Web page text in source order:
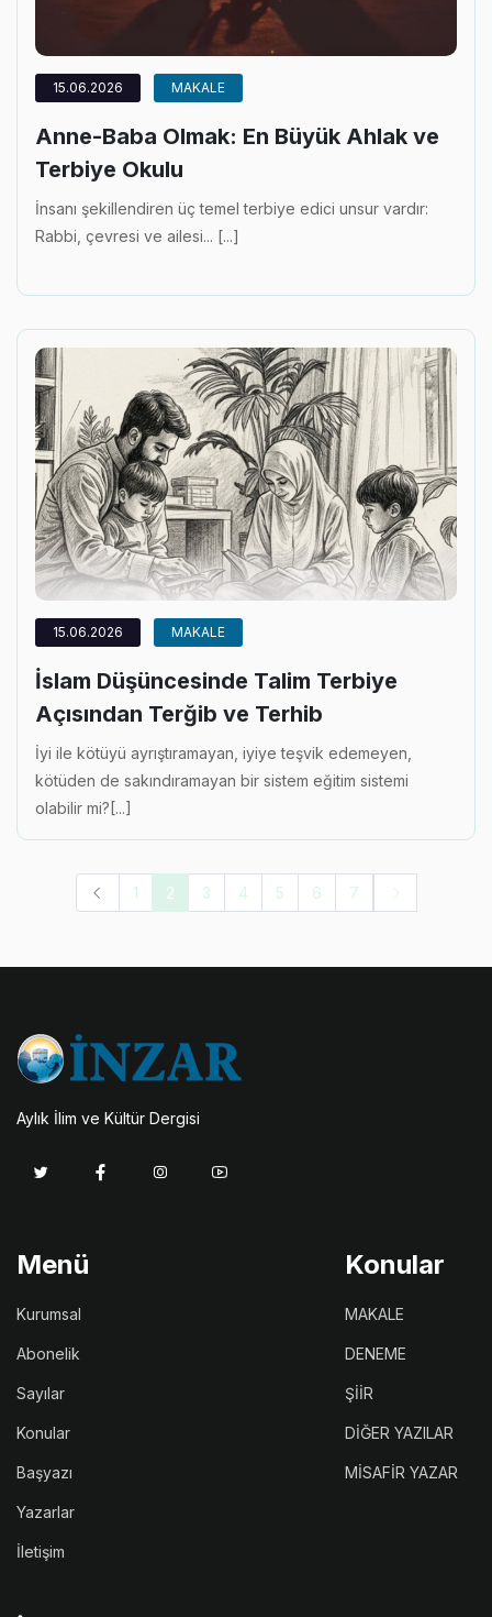
15.06.2026 MAKALE
Anne-Baba Olmak: En Büyük Ahlak ve
Terbiye Okulu
İnsanı şekillendiren üç temel terbiye edici unsur vardır:
Rabbi, çevresi ve ailesi... [...]
15.06.2026 MAKALE
İslam Düşüncesinde Talim Terbiye
Açısından Terğib ve Terhib
İyi ile kötüyü ayrıştıramayan, iyiye teşvik edemeyen,
kötüden de sakındıramayan bir sistem eğitim sistemi
olabilir mi?[...]
1 2 3 4 5 6 7
Aylık İlim ve Kültür Dergisi
Menü
Kurumsal
Abonelik
Sayılar
Konular
Başyazı
Yazarlar
İletişim
Konular
MAKALE
DENEME
ŞİİR
DİĞER YAZILAR
MİSAFİR YAZAR